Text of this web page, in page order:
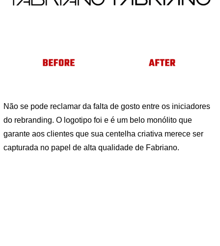
Não se pode reclamar da falta de gosto entre os iniciadores
do rebranding. O logotipo foi e é um belo monólito que
garante aos clientes que sua centelha criativa merece ser
capturada no papel de alta qualidade de Fabriano.